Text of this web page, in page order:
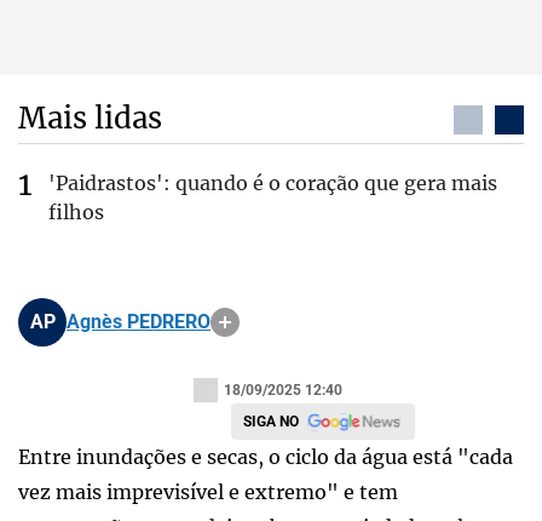
Mais lidas
'Paidrastos': quando é o coração que gera mais
filhos
AP Agnès PEDRERO
18/09/2025 12:40
SIGA NO
Entre inundações e secas, o ciclo da água está "cada
vez mais imprevisível e extremo" e tem